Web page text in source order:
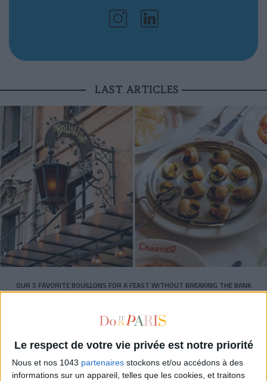
Le respect de votre vie privée est notre priorité
Nous et nos 1043 partenaires stockons et/ou accédons à des
informations sur un appareil, telles que les cookies, et traitons
LAST ARTICLES
OUR 5 FAVORITE BOUILLONS FOR A FEAST WITHOUT BREAKING THE BANK